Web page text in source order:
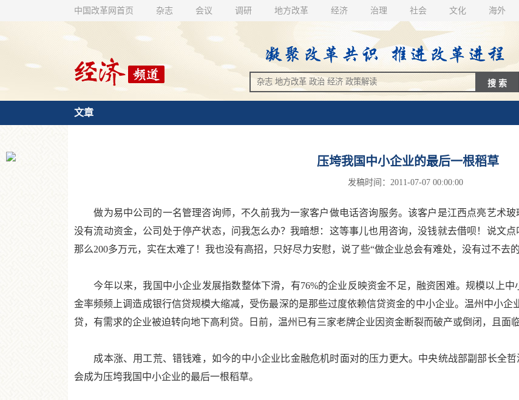
中国改革网首页 杂志 会议 调研 地方改革 经济 治理 社会 文化 海外
文章
压垮我国中小企业的最后一根稻草
发稿时间：2011-07-07 00:00:00
做为易中公司的一名管理咨询师，不久前我为一家客户做电话咨询服务。该客户是江西点亮艺术玻
没有流动资金，公司处于停产状态，问我怎么办？我暗想：这等事儿也用咨询，没钱就去借呗！说文
那么200多万元，实在太难了！我也没有高招，只好尽力安慰，说了些“做企业总会有难处，没有过不去
今年以来，我国中小企业发展指数整体下滑，有76%的企业反映资金不足，融资困难。规模以上中
金率频频上调造成银行信贷规模大缩减，受伤最深的是那些过度依赖信贷资金的中小企业。温州中小
贷，有需求的企业被迫转向地下高利贷。日前，温州已有三家老牌企业因资金断裂而破产或倒闭，且面
成本涨、用工荒、错钱难，如今的中小企业比金融危机时面对的压力更大。中央统战部副部长全哲
会成为压垮我国中小企业的最后一根稻草。